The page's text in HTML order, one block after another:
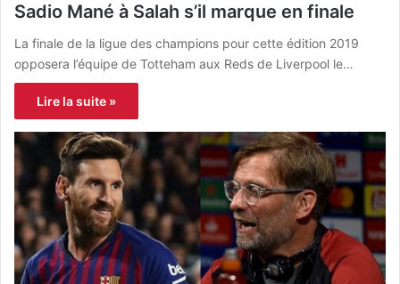
Sadio Mané à Salah s’il marque en finale
La finale de la ligue des champions pour cette édition 2019
opposera l’équipe de Totteham aux Reds de Liverpool le…
Lire la suite »